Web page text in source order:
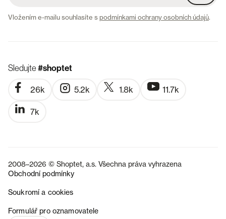
Vložením e-mailu souhlasíte spodmínkami ochrany osobních údajů.
Sledujte#shoptet
26k 5.2k 1.8k 11.7k
7k
2008–2026 © Shoptet, a.s. Všechna práva vyhrazena
Obchodní podmínky
Soukromí a cookies
Formulář pro oznamovatele